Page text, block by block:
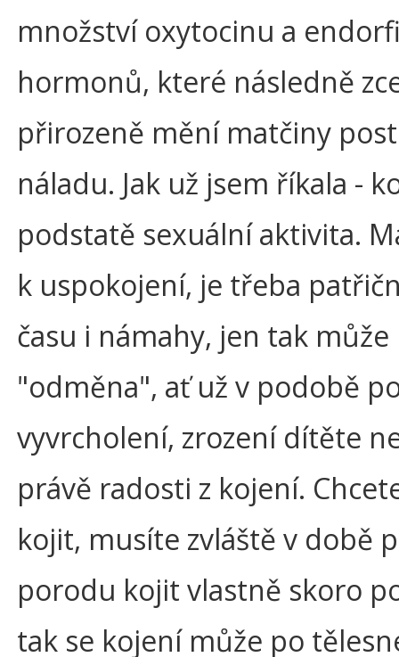
množství oxytocinu a
hormonů, které následně
přirozeně mění matčiny
náladu. Jak už jsem říkala -
podstatě sexuální aktivita.
k uspokojení, je třeba
času i námahy, jen tak
"odměna", ať už v podobě
vyvrcholení, zrození dítěte
právě radosti z kojení.
kojit, musíte zvláště v době
porodu kojit vlastně skoro
tak se kojení může po